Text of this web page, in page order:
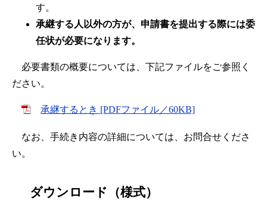
す。
承継する人以外の方が、申請書を提出する際には委
任状が必要になります。
必要書類の概要については、下記ファイルをご参照く
ださい。
承継するとき [PDFファイル／60KB]
なお、手続き内容の詳細については、お問合せくださ
い。
ダウンロード（様式）